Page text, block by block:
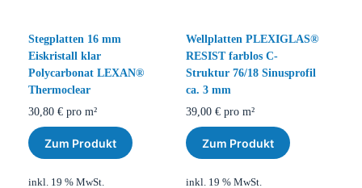
Stegplatten 16 mm
Eiskristall klar
Polycarbonat LEXAN®
Thermoclear
30,80 € pro m²
Zum Produkt
inkl. 19 % MwSt.
Wellplatten PLEXIGLAS®
RESIST farblos C-
Struktur 76/18 Sinusprofil
ca. 3 mm
39,00 €pro m²
Zum Produkt
inkl. 19 % MwSt.